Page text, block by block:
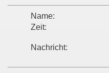
Name:
Zeit:
Nachricht: